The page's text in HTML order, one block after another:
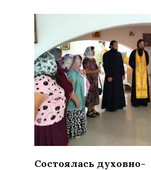
Состоялась духовно-